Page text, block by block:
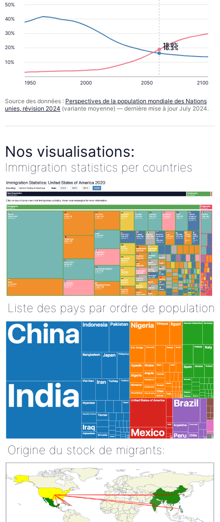
10%
20%
30%
40%
50%
1950 2000 2050 2100
16.3%
18.9%
Source des données : Perspectives de la population mondiale des Nations
unies, révision 2024 (variante moyenne) — dernière mise à jour July 2024.
Nos visualisations:
Immigration statistics per countries
Liste des pays par ordre de population
Origine du stock de migrants: